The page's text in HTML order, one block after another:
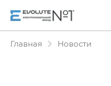
Главная Новости